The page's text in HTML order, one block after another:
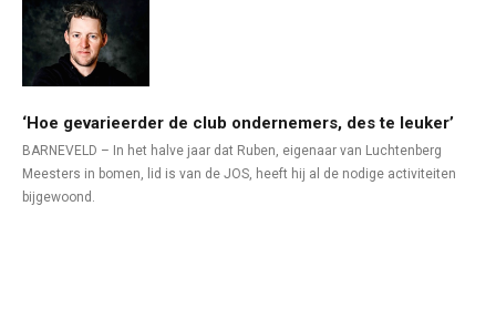
‘Hoe gevarieerder de club ondernemers, des te leuker’
BARNEVELD – In het halve jaar dat Ruben, eigenaar van Luchtenberg
Meesters in bomen, lid is van de JOS, heeft hij al de nodige activiteiten
bijgewoond.